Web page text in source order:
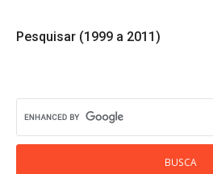
Pesquisar (1999 a 2011)